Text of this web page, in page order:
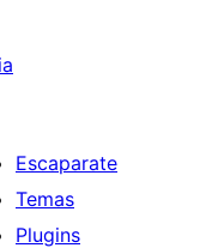
Escaparate
Temas
Plugins